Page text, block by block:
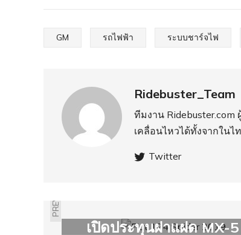
GM รถไฟฟ้า ระบบชาร์จไฟ
Ridebuster_Team
ทีมงาน
เคลื่อนไหวได้ทั้งจากใน
Twitter
PREVIOUS
เปิดประทุนฝาแฝด MX-